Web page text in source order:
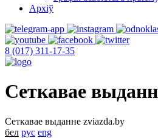
Архіў
8 (017) 311-17-35
Сеткавае
Сеткавае выданне zviazda.by
бел рус eng